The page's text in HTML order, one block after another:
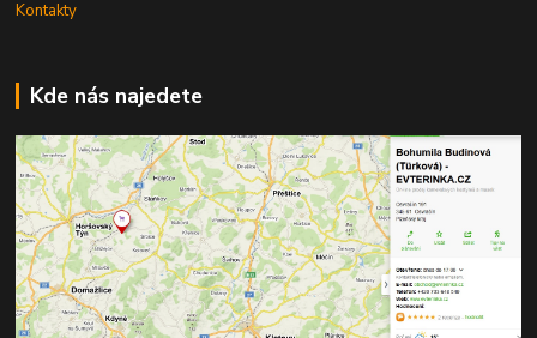
Kontakty
Kde nás najedete